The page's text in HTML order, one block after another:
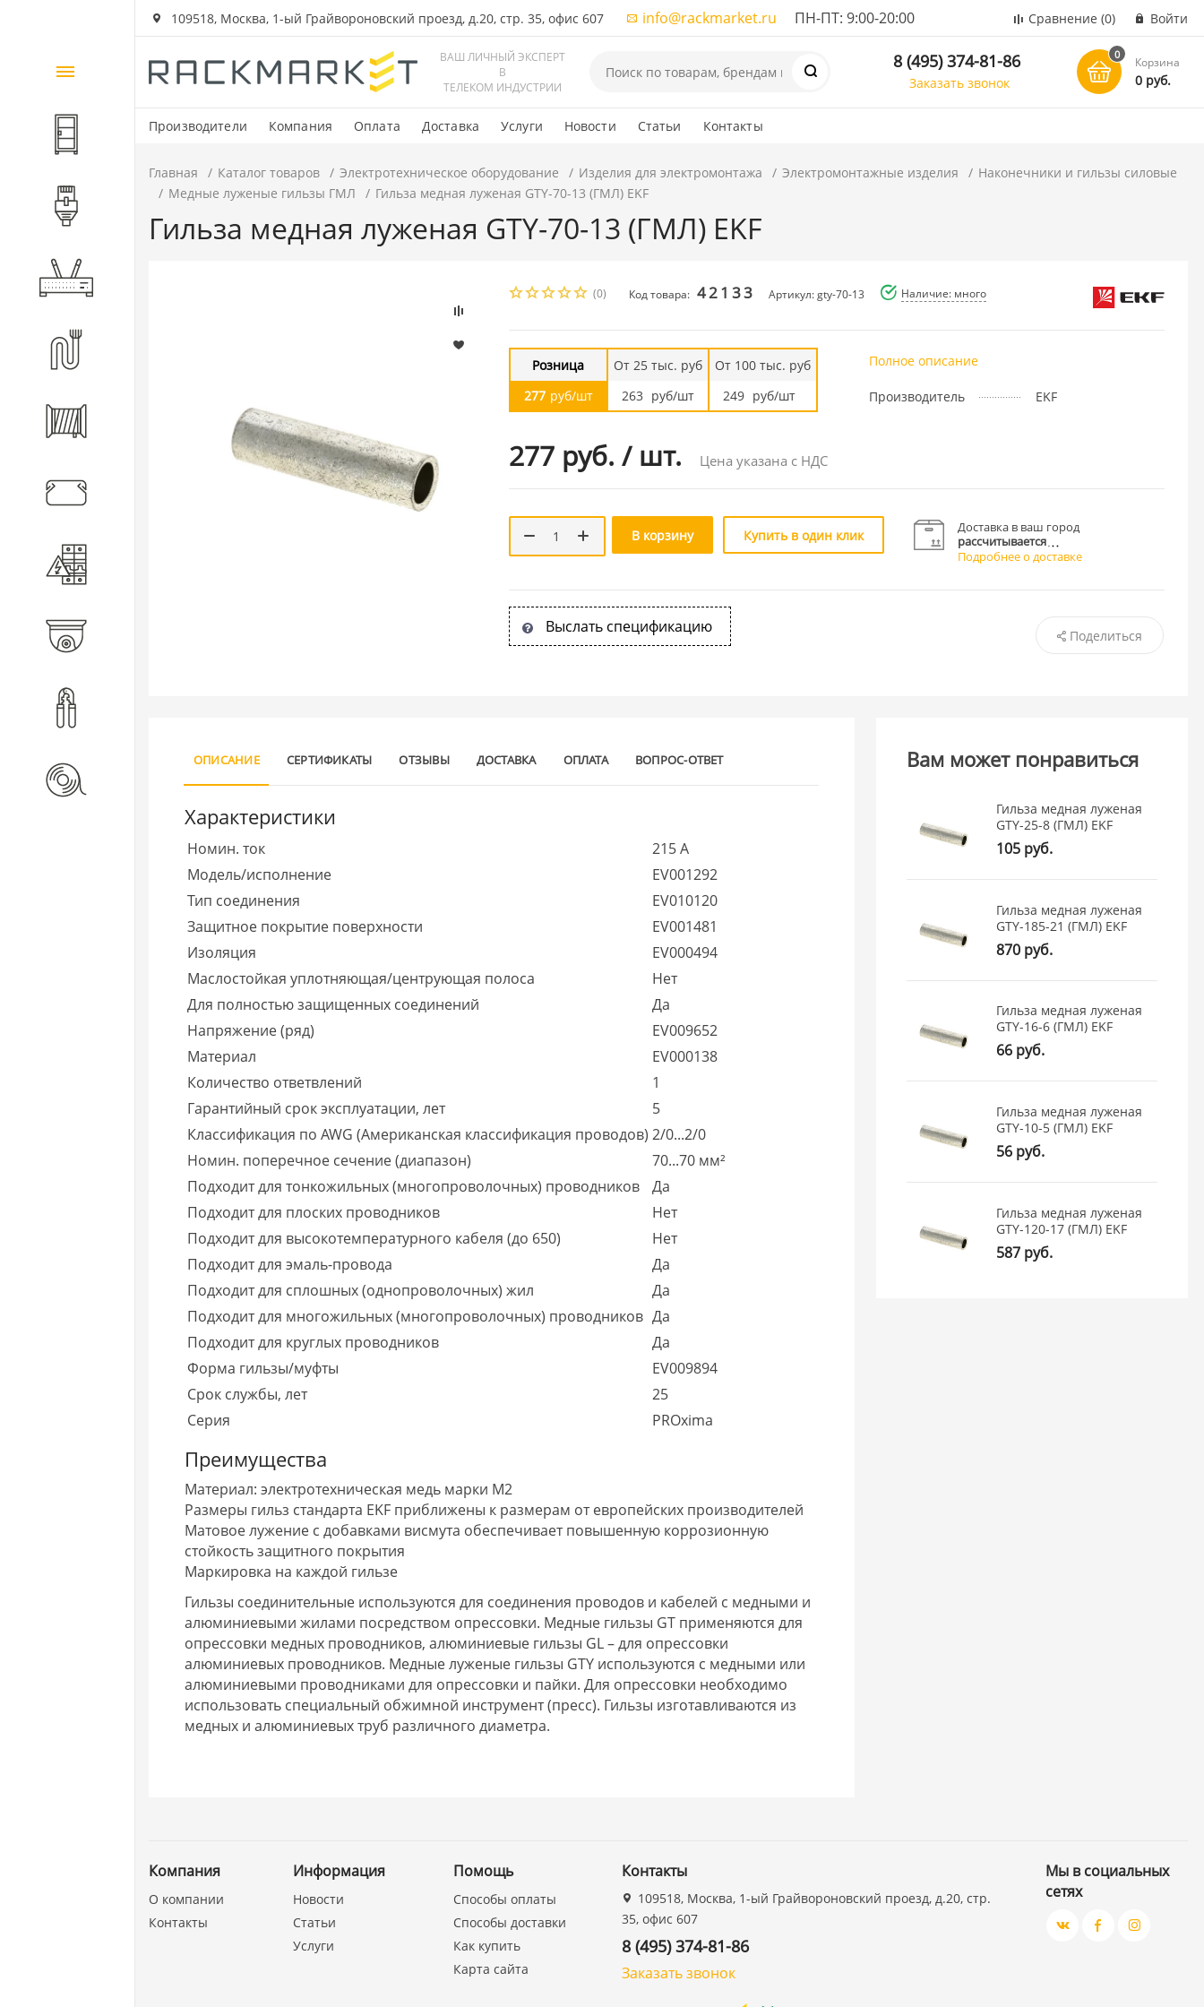
109518, Москва, 1-ый Грайвороновский проезд, д.20, стр. 35, офис 607 info@rackmarket.ru ПН-ПТ: 9:00-20:00 Сравнение (0) Войти
ВАШ ЛИЧНЫЙ ЭКСПЕРТ
В
ТЕЛЕКОМ ИНДУСТРИИ
8 (495) 374-81-86
Заказать звонок
0
Корзина
0 руб.
Производители Компания Оплата Доставка Услуги Новости Статьи Контакты
Каталог
товаров
Шкафы и стойки
Компоненты СКС
Главная Каталог товаров Электротехническое оборудование Изделия для электромонтажа Электромонтажные изделия
Наконечники и гильзы силовые
Медные луженые гильзы ГМЛ
Гильза медная луженая GTY-70-13 (ГМЛ) EKF
Гильза медная луженая GTY-70-13 (ГМЛ) EKF
(0) Код товара: 42133 Артикул: gty-70-13 Наличие: много
Розница
277 руб/шт
От 25 тыс. руб
263 руб/шт
От 100 тыс. руб
249 руб/шт
277 руб. / шт. Цена указана с НДС
Полное описание
Производитель EKF
В корзину Купить в один клик
Доставка в ваш город
рассчитывается
Подробнее о доставке
Выслать спецификацию Поделиться
ОПИСАНИЕ СЕРТИФИКАТЫ ОТЗЫВЫ ДОСТАВКА ОПЛАТА ВОПРОС-ОТВЕТ
Характеристики
Номин. ток
215 А
Модель/исполнение
EV001292
Тип соединения
EV010120
Защитное покрытие поверхности
EV001481
Изоляция
EV000494
Маслостойкая уплотняющая/центрующая полоса
Нет
Для полностью защищенных соединений
Да
Напряжение (ряд)
EV009652
Материал
EV000138
Количество ответвлений
1
Гарантийный срок эксплуатации, лет
5
Классификация по AWG (Американская классификация проводов) 2/0...2/0
Номин. поперечное сечение (диапазон)
70...70 мм²
Подходит для тонкожильных (многопроволочных) проводников
Да
Подходит для плоских проводников
Нет
Подходит для высокотемпературного кабеля (до 650)
Нет
Подходит для эмаль-провода
Да
Подходит для сплошных (однопроволочных) жил
Да
Подходит для многожильных (многопроволочных) проводников Да
Подходит для круглых проводников
Да
Форма гильзы/муфты
EV009894
Срок службы, лет
25
Серия
PROxima
Преимущества
Материал: электротехническая медь марки М2
Размеры гильз стандарта EKF приближены к размерам от европейских производителей
Матовое лужение с добавками висмута обеспечивает повышенную коррозионную
стойкость защитного покрытия
Маркировка на каждой гильзе
Гильзы соединительные используются для соединения проводов и кабелей с медными и
алюминиевыми жилами посредством опрессовки. Медные гильзы GT применяются для
опрессовки медных проводников, алюминиевые гильзы GL – для опрессовки
алюминиевых проводников. Медные луженые гильзы GTY используются с медными или
алюминиевыми проводниками для опрессовки и пайки. Для опрессовки необходимо
использовать специальный обжимной инструмент (пресс). Гильзы изготавливаются из
медных и алюминиевых труб различного диаметра.
Вам может понравиться
Гильза медная луженая
GTY-25-8 (ГМЛ) EKF
105 руб.
Гильза медная луженая
GTY-185-21 (ГМЛ) EKF
870 руб.
Гильза медная луженая
GTY-16-6 (ГМЛ) EKF
66 руб.
Гильза медная луженая
GTY-10-5 (ГМЛ) EKF
56 руб.
Гильза медная луженая
GTY-120-17 (ГМЛ) EKF
587 руб.
Компания
О компании
Контакты
Информация
Новости
Статьи
Услуги
Помощь
Способы оплаты
Способы доставки
Как купить
Карта сайта
Контакты
109518, Москва, 1-ый Грайвороновский проезд, д.20, стр.
35, офис 607
8 (495) 374-81-86
Заказать звонок
Мы в социальных
сетях